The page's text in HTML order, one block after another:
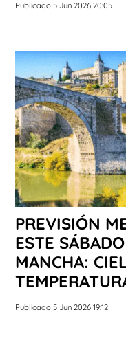
Publicado 5 Jun 2026 20:05
PREVISIÓN
ESTE
MANCHA:
Publicado 5 Jun 2026 19:12